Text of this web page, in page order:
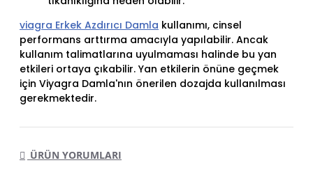
viagra Erkek Azdırıcı Damla kullanımı, cinsel
performans arttırma amacıyla yapılabilir. Ancak
kullanım talimatlarına uyulmaması halinde bu yan
etkileri ortaya çıkabilir. Yan etkilerin önüne geçmek
için Viyagra Damla'nın önerilen dozajda kullanılması
gerekmektedir.
ÜRÜN YORUMLARI